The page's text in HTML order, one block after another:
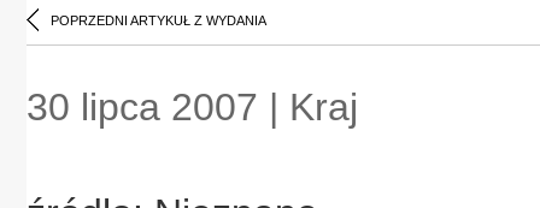
POPRZEDNI ARTYKUŁ Z WYDANIA
30 lipca 2007 | Kraj